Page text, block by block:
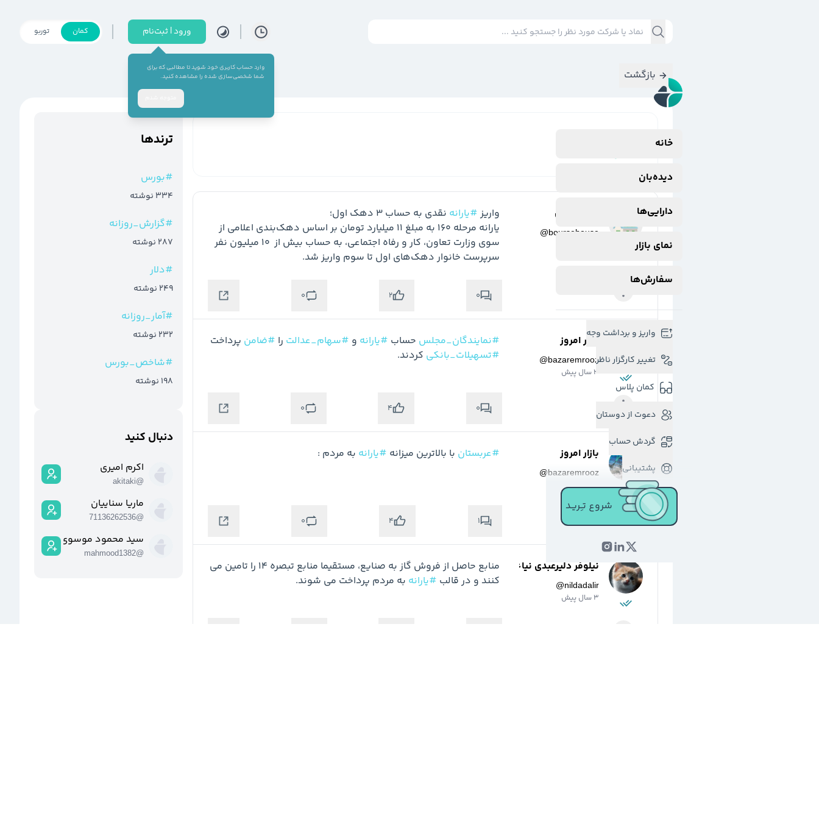
ورود | ثبت‌نام
وارد حساب کاربری خود شوید تا مطالبی که برای
شما شخصی‌سازی شده را مشاهده کنید.
کمان توربو
خانه
دیده‌بان
دارایی‌ها
نمای بازار
سفارش‌ها
واریز و برداشت وجه
تغییر کارگزار ناظر
کمان پلاس
دعوت از دوستان
متوجه شدم
گردش حساب
پشتیبانی
شروع تـِـریـد
بازگشت
خانه بورس
@boursehouse
واریز #یارانه
سرپرست خانوار دهک‌های اول تا سوم واریز شد.
0
2
0
بازار امروز
@bazaremrooz
3 سال پیش
#نمایندگان_مجلس حساب #یارانه و #سهام_عدالت را #ضامن پرداخت
#تسهیلات_بانکی کردند.
0
4
0
بازار امروز
@bazaremrooz
3 سال پیش
#عربستان با بالاترین میزانه #یارانه به مردم :
1
4
0
نیلوفر دلیرعبدی نیاء
@nildadalir
3 سال پیش
کنند و در قالب #یارانه به مردم پرداخت می شوند.
ترند‌ها
#بورس
334 نوشته
#گزارش_روزانه
287 نوشته
#دلار
249 نوشته
#آمار_روزانه
232 نوشته
#شاخص_بورس
198 نوشته
دنبال کنید
اکرم امیری
@
akitaki
ماریا سناییان
@
71136262536
سید محمود موسوی
@
mahmood1382